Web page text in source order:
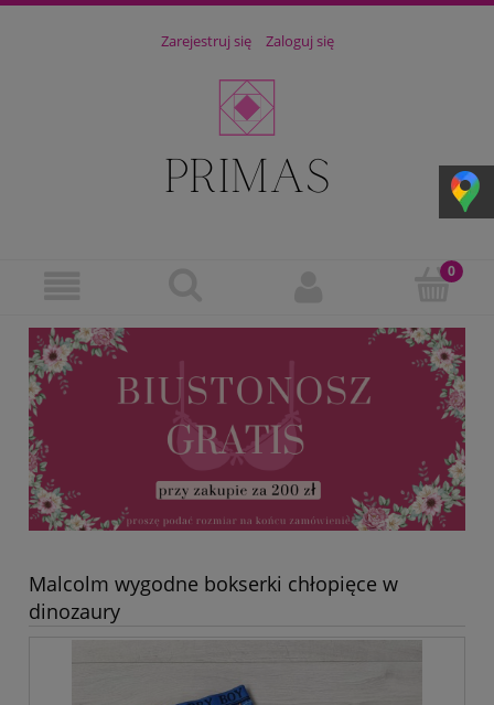
Zarejestruj się Zaloguj się
Malcolm wygodne bokserki chłopięce w
dinozaury